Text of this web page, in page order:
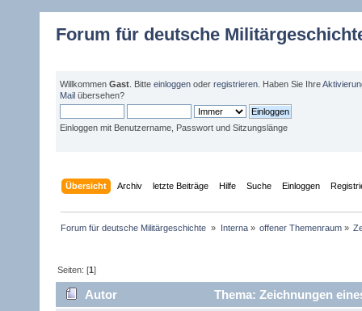
Forum für deutsche
Willkommen Gast . Bitte einloggen oder registrieren . Haben Sie Ihre
Mail übersehen?
Einloggen mit Benutzername, Passwort und Sitzungslänge
Übersicht Archiv letzte Beiträge Hilfe Suche Einloggen
Forum für deutsche Militärgeschichte » Interna» offener Themenraum»
Seiten: [1]
Autor Thema: Zeichnungen